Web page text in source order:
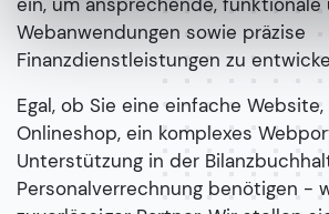
Webanwendungen sowie präzise
Finanzdienstleistungen zu
Egal, ob Sie eine einfache Website,
Onlineshop, ein komplexes
Unterstützung in der
Personalverrechnung benötigen -